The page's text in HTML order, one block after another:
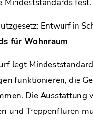
Mindeststandards
für Wohnraum
legt
funktionieren, die
Die Ausstattung
und Treppenfluren